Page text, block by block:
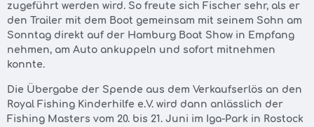
zugeführt werden wird. So freute sich Fischer sehr, als er
den Trailer mit dem Boot gemeinsam mit seinem Sohn am
Sonntag direkt auf der Hamburg Boat Show in Empfang
nehmen, am Auto ankuppeln und sofort mitnehmen
konnte.
Die Übergabe der Spende aus dem Verkaufserlös an den
Royal Fishing Kinderhilfe e.V. wird dann anlässlich der
Fishing Masters vom 20. bis 21. Juni im Iga-Park in Rostock